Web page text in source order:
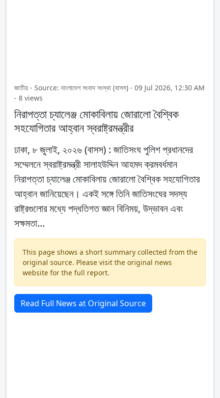
জাতীয় - Source: বাংলাদেশ সংবাদ সংস্থা (বাসস) - 09 Jul 2026, 12:30 AM
- 8 views
নিরাপত্তা চ্যালেঞ্জ মোকাবিলায় জোরালো বৈশ্বিক
সহযোগিতার আহ্বান স্বরাষ্ট্রমন্ত্রীর
ঢাকা, ৮ জুলাই, ২০২৬ (বাসস) : জাতিসংঘ পুলিশ প্রধানদের
সম্মেলনে স্বরাষ্ট্রমন্ত্রী সালাহউদ্দিন আহমদ ক্রমবর্ধমান
নিরাপত্তা চ্যালেঞ্জ মোকাবিলায় জোরালো বৈশ্বিক সহযোগিতার
আহ্বান জানিয়েছেন। একই সঙ্গে তিনি জাতিসংঘের সদস্য
রাষ্ট্রগুলোর মধ্যে পদ্ধতিগত জ্ঞান বিনিময়, উদ্ভাবন এবং
সক্ষমতা...
This page shows a short summary collected from the
original source. Please visit the original news
website for the full report.
Read Full News at Original Source